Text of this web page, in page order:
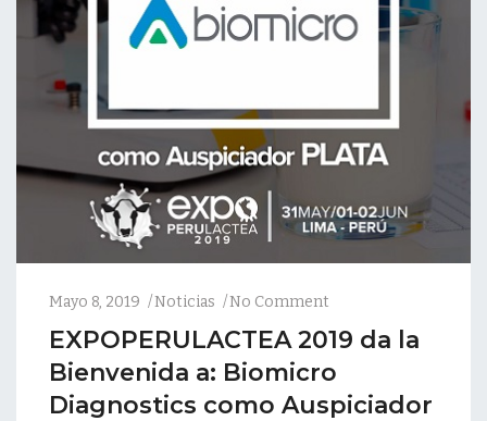
Mayo 8, 2019 Noticias No Comment
EXPOPERULACTEA 2019 da la
Bienvenida a: Biomicro
Diagnostics como Auspiciador